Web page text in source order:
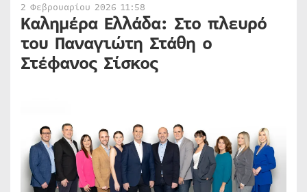
2 Φεβρουαρίου 2026 11:58
Καλημέρα Ελλάδα: Στο πλευρό
του Παναγιώτη Στάθη ο
Στέφανος Σίσκος